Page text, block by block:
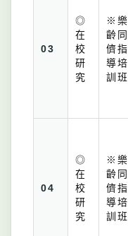
03
◎
在
校
研
究
※樂
齡同
儕指
導培
訓班
04
◎
在
校
研
究
※樂
齡同
儕指
導培
訓班